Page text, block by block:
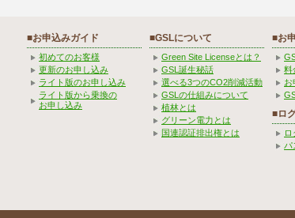
■お申込みガイド
初めてのお客様
更新のお申し込み
ライト版のお申し込み
ライト版から乗換の
お申し込み
■GSLについて
Green Site Licenseとは？
GSL誕生秘話
選べる3つのCO2削減活動
GSLの仕組みについて
植林とは
グリーン電力とは
国連認証排出権とは
■お
料
お
■ロ
ロ
パ